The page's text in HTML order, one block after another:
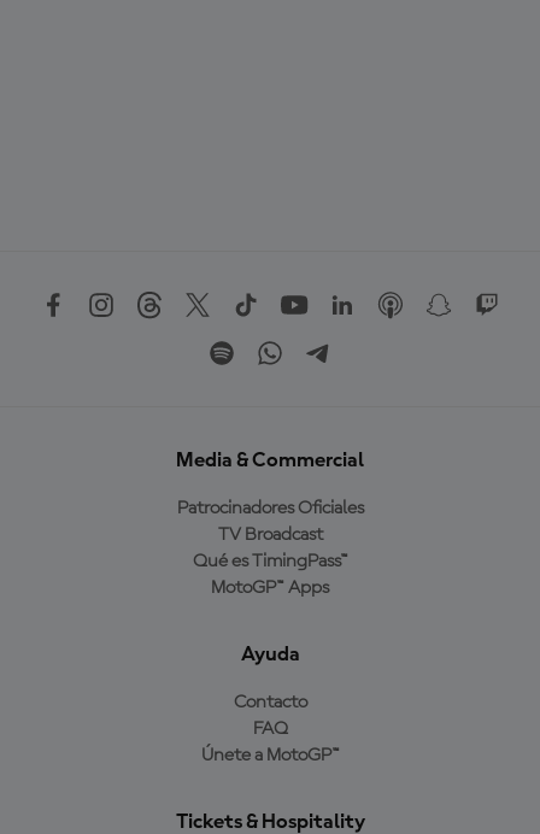
Media & Commercial
Patrocinadores Oficiales
TV Broadcast
Qué es TimingPass™
MotoGP™ Apps
Ayuda
Contacto
FAQ
Únete a MotoGP™
Tickets & Hospitality